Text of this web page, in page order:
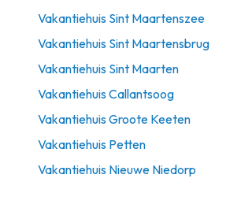
Vakantiehuis Sint Maartenszee
Vakantiehuis Sint Maartensbrug
Vakantiehuis Sint Maarten
Vakantiehuis Callantsoog
Vakantiehuis Groote Keeten
Vakantiehuis Petten
Vakantiehuis Nieuwe Niedorp